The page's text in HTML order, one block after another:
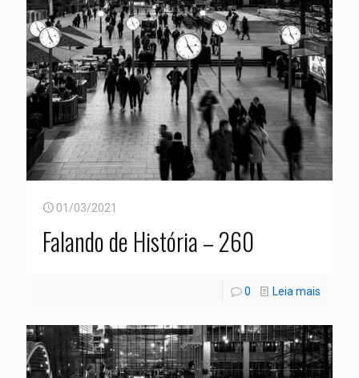
01/03/2021
Falando de História – 260
0 Leia mais